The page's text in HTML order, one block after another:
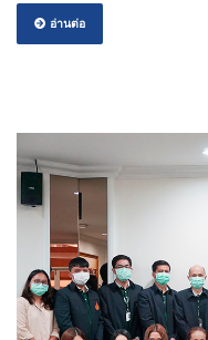
อ่านต่อ